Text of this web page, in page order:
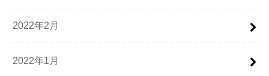
2022年2月
2022年1月